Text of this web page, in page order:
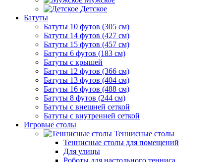
Детское
Батуты
Батуты 10 футов (305 см)
Батуты 14 футов (427 см)
Батуты 15 футов (457 см)
Батуты 6 футов (183 см)
Батуты с крышей
Батуты 12 футов (366 см)
Батуты 13 футов (404 см)
Батуты 16 футов (488 см)
Батуты 8 футов (244 см)
Батуты с внешней сеткой
Батуты с внутренней сеткой
Игровые столы
Теннисные столы
Теннисные столы для помещений
Для улицы
Роботы для настольного тенниса